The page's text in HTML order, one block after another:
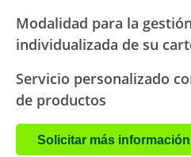
Modalidad para la
individualizada de su
Servicio personalizado
de productos
Solicitar más información